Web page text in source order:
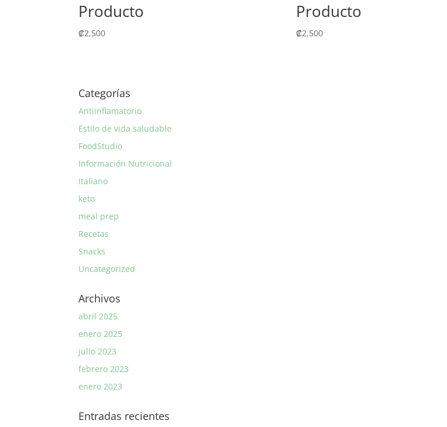
Producto
₡2,500
Producto
₡2,500
Categorías
Antiinflamatorio
Estilo de vida saludable
FoodStudio
Información Nutricional
Italiano
keto
meal prep
Recetas
Snacks
Uncategorized
Archivos
abril 2025
enero 2025
julio 2023
febrero 2023
enero 2023
Entradas recientes